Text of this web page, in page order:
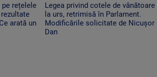
rețelele
arată un
Legea privind cotele de vânătoare
la urs, retrimisă în Parlament.
Modificările solicitate de Nicușor
Dan